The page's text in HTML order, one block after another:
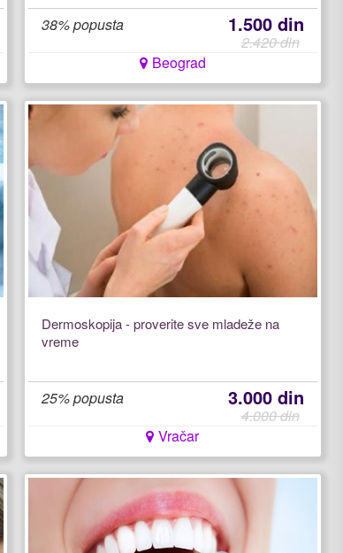
38% popusta 1.500 din
2.420 din
Beograd
Dermoskopija - proverite sve mladeže na
vreme
25% popusta 3.000 din
4.000 din
Vračar